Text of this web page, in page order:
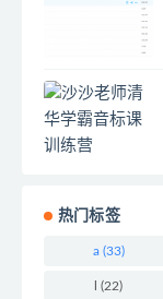
热门标签
a(33)
(22)